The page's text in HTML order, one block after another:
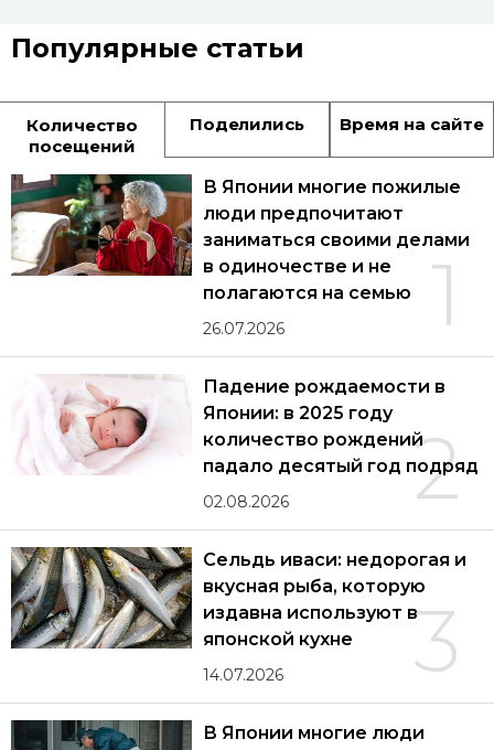
Популярные статьи
Количество
посещений
Поделились Время на сайте
1
В Японии многие пожилые
люди предпочитают
заниматься своими делами
в одиночестве и не
полагаются на семью
26.07.2026
2
Падение рождаемости в
Японии: в 2025 году
количество рождений
падало десятый год подряд
02.08.2026
3
Сельдь иваси: недорогая и
вкусная рыба, которую
издавна используют в
японской кухне
14.07.2026
В Японии многие люди